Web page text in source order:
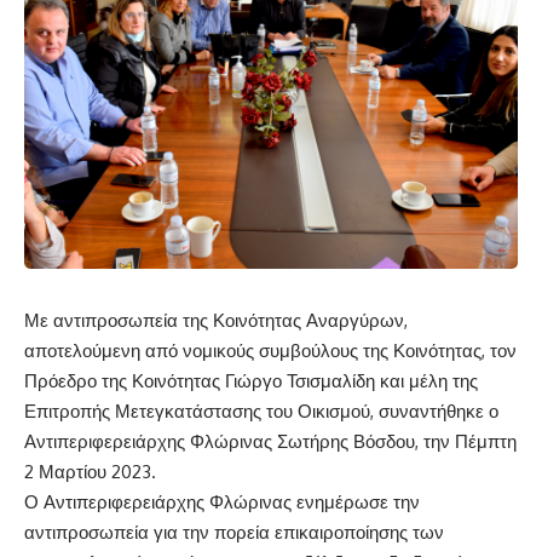
Με αντιπροσωπεία της Κοινότητας Αναργύρων,
αποτελούμενη από νομικούς συμβούλους της Κοινότητας, τον
Πρόεδρο της Κοινότητας Γιώργο Τσισμαλίδη και μέλη της
Επιτροπής Μετεγκατάστασης του Οικισμού, συναντήθηκε ο
Αντιπεριφερειάρχης Φλώρινας Σωτήρης Βόσδου, την Πέμπτη
2 Μαρτίου 2023.
Ο Αντιπεριφερειάρχης Φλώρινας ενημέρωσε την
αντιπροσωπεία για την πορεία επικαιροποίησης των